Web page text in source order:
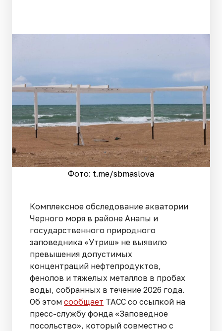
Фото: t.me/sbmaslova
Комплексное обследование акватории
Черного моря в районе Анапы и
государственного природного
заповедника «Утриш» не выявило
превышения допустимых
концентраций нефтепродуктов,
фенолов и тяжелых металлов в пробах
воды, собранных в течение 2026 года.
Об этом сообщает ТАСС со ссылкой на
пресс-службу фонда «Заповедное
посольство», который совместно с